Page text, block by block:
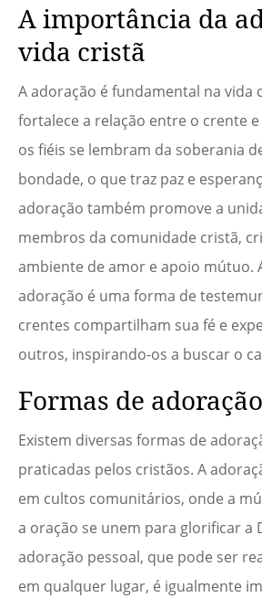
A importância da
vida cristã
A adoração é fundamental na vida
fortalece a relação entre o crente
os fiéis se lembram da soberania
bondade, o que traz paz e
adoração também promove a
membros da comunidade cristã,
ambiente de amor e apoio mútuo.
adoração é uma forma de
crentes compartilham sua fé e
outros, inspirando-os a buscar o
Formas de adoração
Existem diversas formas de
praticadas pelos cristãos. A
em cultos comunitários, onde a
a oração se unem para glorificar a
adoração pessoal, que pode ser
em qualquer lugar, é igualmente